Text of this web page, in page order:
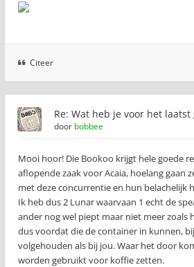
Citeer
Re: Wat heb je voor het laatst
door bobbee
Mooi hoor! Die Bookoo krijgt hele goede
aflopende zaak voor Acaia, hoelang gaan
met deze concurrentie en hun belachelijk
Ik heb dus 2 Lunar waarvaan 1 echt de
ander nog wel piept maar niet meer zoals
dus voordat die de container in kunnen,
volgehouden als bij jou. Waar het door
worden gebruikt voor koffie zetten.